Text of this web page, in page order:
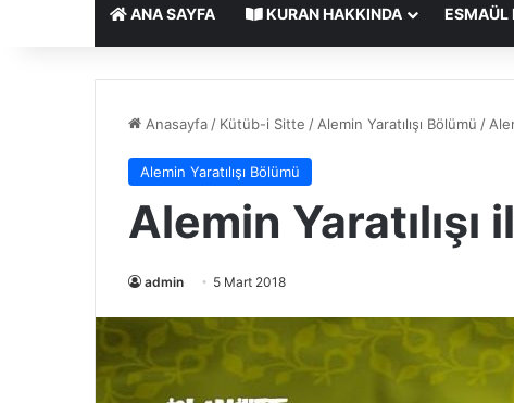
ANA SAYFA KURAN HAKKINDA ESMAÜL
Anasayfa / Kütüb-i Sitte / Alemin Yaratılışı Bölümü /
Alemin Yaratılışı Bölümü
Alemin
admin 5 Mart 2018